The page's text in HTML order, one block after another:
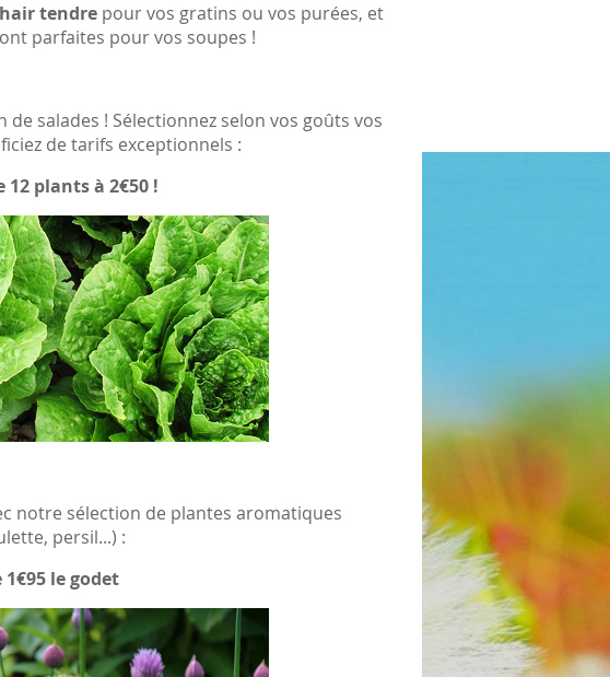
tendrepour vos gratins ou vos purées, et
parfaites pour vos soupes !
salades ! Sélectionnez selon vos goûts vos
de tarifs exceptionnels :
plants à 2€50 !
notre sélection de plantes aromatiques
persil...) :
le godet